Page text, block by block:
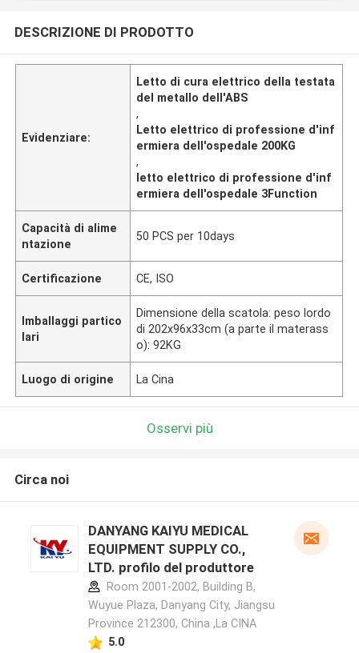
DESCRIZIONE DI PRODOTTO
Evidenziare:
Letto di cura elettrico della testata
del metallo dell'ABS
,
Letto elettrico di professione d'inf
ermiera dell'ospedale 200KG
,
letto elettrico di professione d'inf
ermiera dell'ospedale 3Function
Capacità di alime
ntazione
50 PCS per 10days
Certificazione CE, ISO
Imballaggi partico
lari
Dimensione della scatola: peso lordo
di 202x96x33cm (a parte il materass
o): 92KG
Luogo di origine La Cina
Osservi più
Circa noi
DANYANG KAIYU MEDICAL
EQUIPMENT SUPPLY CO.,
LTD. profilo del produttore
Room 2001-2002, Building B,
Wuyue Plaza, Danyang City, Jiangsu
Province 212300, China ,La CINA
5.0